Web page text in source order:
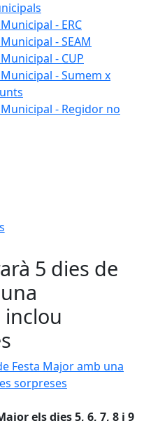
- ERC
- SEAM
- CUP
- Sumem x
- Regidor no
5 dies de
Major amb una
els dies 5, 6, 7, 8 i 9